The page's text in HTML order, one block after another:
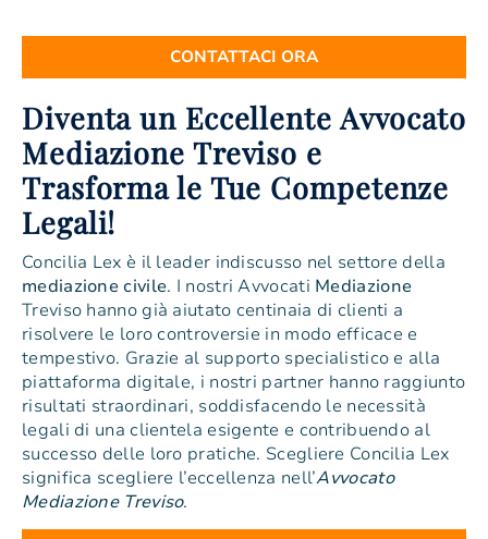
CONTATTACI ORA
Diventa un Eccellente Avvocato
Mediazione Treviso e
Trasforma le Tue Competenze
Legali!
Concilia Lex è il leader indiscusso nel settore della
mediazionecivile. I nostri Avvocati Mediazione
Treviso hanno già aiutato centinaia di clienti a
risolvere le loro controversie in modo efficace e
tempestivo. Grazie al supporto specialistico e alla
piattaforma digitale, i nostri partner hanno raggiunto
risultati straordinari, soddisfacendo le necessità
legali di una clientela esigente e contribuendo al
successo delle loro pratiche. Scegliere Concilia Lex
significa scegliere l’eccellenza nell’Avvocato
Mediazione Treviso.